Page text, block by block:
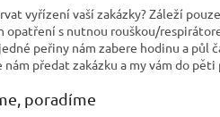
vyřízení vaší zakázky? Záleží
opatření s nutnou rouškou/
peřiny nám zabere hodinu a
předat zakázku a my vám do
poradíme